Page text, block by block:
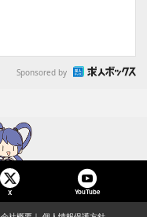
Sponsored by
X YouTube